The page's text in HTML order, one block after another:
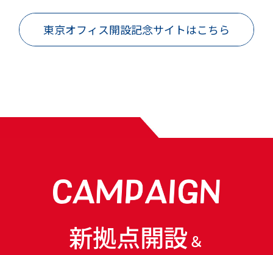
東京オフィス開設記念サイトはこちら
新拠点開設 ＆